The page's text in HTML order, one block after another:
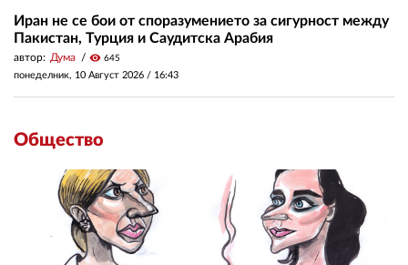
Иран не се бои от споразумението за сигурност между
Пакистан, Турция и Саудитска Арабия
автор: Дума visibility 645
понеделник, 10 Август 2026 / 16:43
Общество